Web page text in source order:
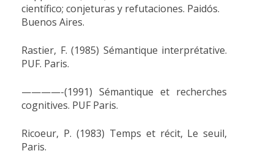
científico; conjeturas y refutaciones. Paidós.
Buenos Aires.
Rastier, F. (1985) Sémantique interprétative.
PUF. Paris.
————-(1991) Sémantique et recherches
cognitives. PUF Paris.
Ricoeur, P. (1983) Temps et récit, Le seuil,
Paris.